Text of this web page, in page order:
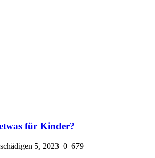
für Kinder?
5, 2023 0 679